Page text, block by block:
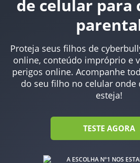
한국
Romanian 日本
Hebrew Greek
ภาษ
Tiếng Việt
de celular para
Proteja seus filhos de
online, conteúdo impróprio e
perigos online. Acompanhe
do seu filho no celular onde
esteja!
TESTE AGORA
A ESCOLHA Nº1 NOS